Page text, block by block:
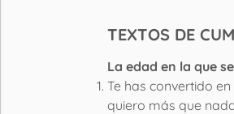
TEXTOS DE
La edad en la que
Te has convertido
quiero más que